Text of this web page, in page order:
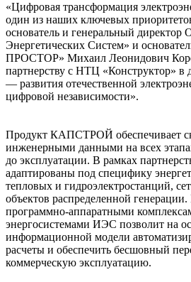
«Цифровая трансформация
один из наших ключевых
основатель и генеральный
Энергетических Систем» и
ПРОСТОР» Михаил Леонидович
партнерству с НТЦ «Конструктор»
— развития отечественной
цифровой независимости».
Продукт КАПСТРОЙ обеспечивает
инженерными данными на всех
до эксплуатации. В рамках
адаптированы под специфику
тепловых и гидроэлектростанций,
объектов распределенной
программно-аппаратными
энергосистемами ИЭС позволит на
информационной модели
расчеты и обеспечить бесшовный
коммерческую эксплуатацию.